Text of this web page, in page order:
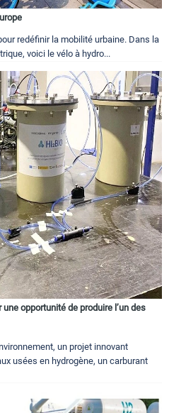
redéfinir la mobilité urbaine. Dans la
voici le vélo à hydro...
opportunité de produire l’un des
un projet innovant
usées en hydrogène, un carburant